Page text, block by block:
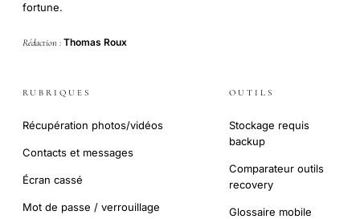
fortune.
Rédaction : Thomas Roux
RUBRIQUES
Récupération photos/vidéos
Contacts et messages
Écran cassé
Mot de passe / verrouillage
OUTILS
Stockage requis
backup
Comparateur outils
recovery
Glossaire mobile